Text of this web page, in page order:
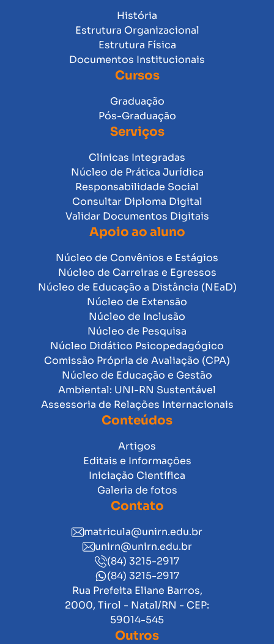
História
Estrutura Organizacional
Estrutura Física
Documentos Institucionais
Cursos
Graduação
Pós-Graduação
Serviços
Clínicas Integradas
Núcleo de Prática Jurídica
Responsabilidade Social
Consultar Diploma Digital
Validar Documentos Digitais
Apoio ao aluno
Núcleo de Convênios e Estágios
Núcleo de Carreiras e Egressos
Núcleo de Educação a Distância (NEaD)
Núcleo de Extensão
Núcleo de Inclusão
Núcleo de Pesquisa
Núcleo Didático Psicopedagógico
Comissão Própria de Avaliação (CPA)
Núcleo de Educação e Gestão
Ambiental: UNI-RN Sustentável
Assessoria de Relações Internacionais
Conteúdos
Artigos
Editais e Informações
Iniciação Científica
Galeria de fotos
Contato
matricula@unirn.edu.br
unirn@unirn.edu.br
(84) 3215-2917
(84) 3215-2917
Rua Prefeita Eliane Barros,
2000, Tirol - Natal/RN - CEP:
59014-545
Outros